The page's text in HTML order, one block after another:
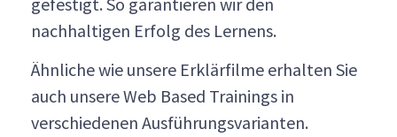
nachhaltigen Erfolg des Lernens.
Ähnliche wie unsere Erklärfilme erhalten Sie
auch unsere Web Based Trainings in
verschiedenen Ausführungsvarianten.